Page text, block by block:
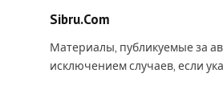
Sibru.Com
Материалы, публикуемые за
исключением случаев, если